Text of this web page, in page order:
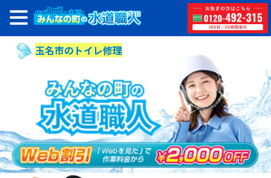
玉名市のトイレ修理